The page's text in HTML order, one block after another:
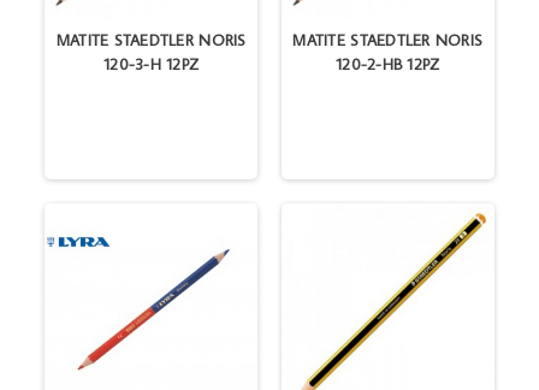
MATITE STAEDTLER NORIS
120-3-H 12PZ
MATITE STAEDTLER NORIS
120-2-HB 12PZ